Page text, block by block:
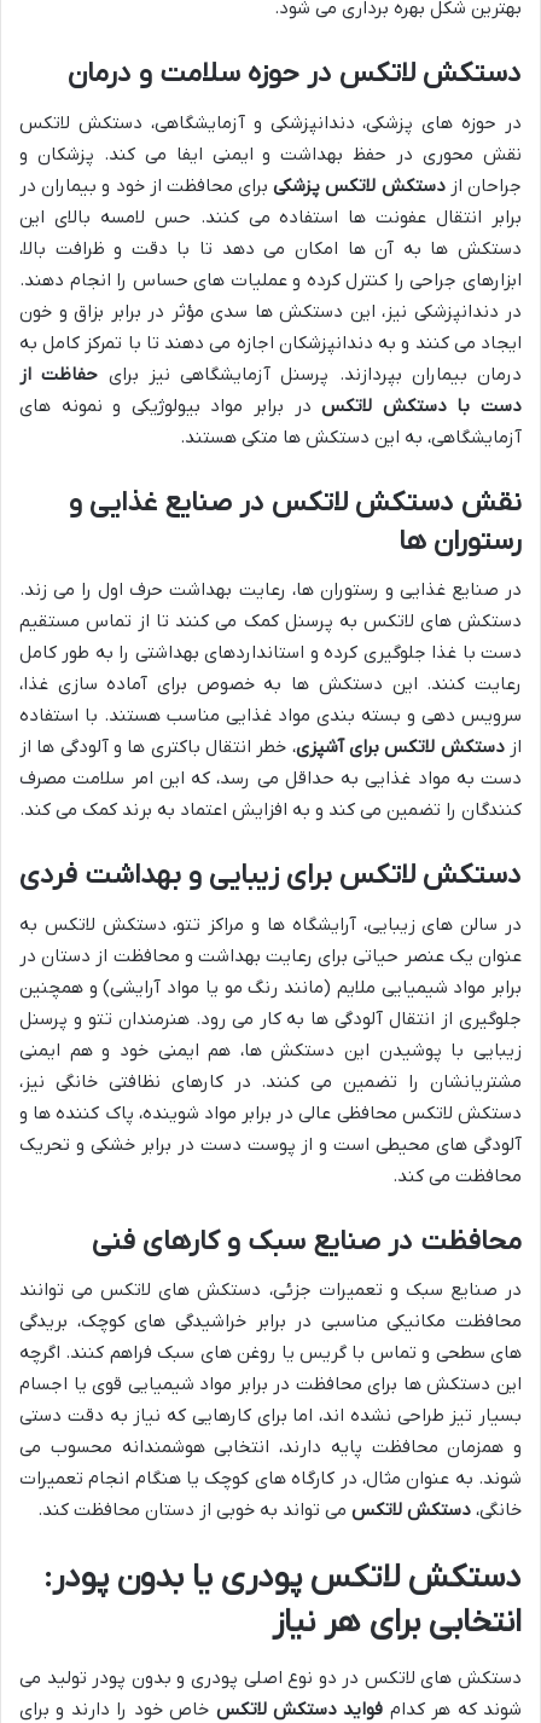
بهترین شکل بهره برداری می شود.
دستکش لاتکس در حوزه سلامت و درمان
در حوزه های پزشکی، دندانپزشکی و آزمایشگاهی، دستکش لاتکس
نقش محوری در حفظ بهداشت و ایمنی ایفا می کند. پزشکان و
جراحان ازدستکش لاتکس پزشکیبرای محافظت از خود و بیماران در
برابر انتقال عفونت ها استفاده می کنند. حس لامسه بالای این
دستکش ها به آن ها امکان می دهد تا با دقت و ظرافت بالا،
ابزارهای جراحی را کنترل کرده و عملیات های حساس را انجام دهند.
در دندانپزشکی نیز، این دستکش ها سدی مؤثر در برابر بزاق و خون
ایجاد می کنند و به دندانپزشکان اجازه می دهند تا با تمرکز کامل به
درمان بیماران بپردازند. پرسنل آزمایشگاهی نیز برای حفاظت از
دست با دستکش لاتکسدر برابر مواد بیولوژیکی و نمونه های
آزمایشگاهی، به این دستکش ها متکی هستند.
نقش دستکش لاتکس در صنایع غذایی و
رستوران ها
در صنایع غذایی و رستوران ها، رعایت بهداشت حرف اول را می زند.
دستکش های لاتکس به پرسنل کمک می کنند تا از تماس مستقیم
دست با غذا جلوگیری کرده و استانداردهای بهداشتی را به طور کامل
رعایت کنند. این دستکش ها به خصوص برای آماده سازی غذا،
سرویس دهی و بسته بندی مواد غذایی مناسب هستند. با استفاده
ازدستکش لاتکس برای آشپزی، خطر انتقال باکتری ها و آلودگی ها از
دست به مواد غذایی به حداقل می رسد، که این امر سلامت مصرف
کنندگان را تضمین می کند و به افزایش اعتماد به برند کمک می کند.
دستکش لاتکس برای زیبایی و بهداشت فردی
در سالن های زیبایی، آرایشگاه ها و مراکز تتو، دستکش لاتکس به
عنوان یک عنصر حیاتی برای رعایت بهداشت و محافظت از دستان در
برابر مواد شیمیایی ملایم (مانند رنگ مو یا مواد آرایشی) و همچنین
جلوگیری از انتقال آلودگی ها به کار می رود. هنرمندان تتو و پرسنل
زیبایی با پوشیدن این دستکش ها، هم ایمنی خود و هم ایمنی
مشتریانشان را تضمین می کنند. در کارهای نظافتی خانگی نیز،
دستکش لاتکس محافظی عالی در برابر مواد شوینده، پاک کننده ها و
آلودگی های محیطی است و از پوست دست در برابر خشکی و تحریک
محافظت می کند.
محافظت در صنایع سبک و کارهای فنی
در صنایع سبک و تعمیرات جزئی، دستکش های لاتکس می توانند
محافظت مکانیکی مناسبی در برابر خراشیدگی های کوچک، بریدگی
های سطحی و تماس با گریس یا روغن های سبک فراهم کنند. اگرچه
این دستکش ها برای محافظت در برابر مواد شیمیایی قوی یا اجسام
بسیار تیز طراحی نشده اند، اما برای کارهایی که نیاز به دقت دستی
و همزمان محافظت پایه دارند، انتخابی هوشمندانه محسوب می
شوند. به عنوان مثال، در کارگاه های کوچک یا هنگام انجام تعمیرات
خانگی، دستکش لاتکس می تواند به خوبی از دستان محافظت کند.
دستکش لاتکس پودری یا بدون پودر:
انتخابی برای هر نیاز
دستکش های لاتکس در دو نوع اصلی پودری و بدون پودر تولید می
شوند که هر کدام فواید دستکش لاتکس خاص خود را دارند و برای